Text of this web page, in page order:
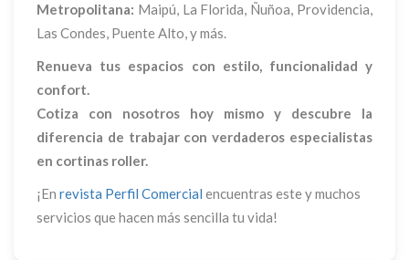
Metropolitana: Maipú, La Florida, Ñuñoa, Providencia,
Las Condes, Puente Alto, y más.
Renueva tus espacios con estilo, funcionalidad y
confort.
Cotiza con nosotros hoy mismo y descubre la
diferencia de trabajar con verdaderos especialistas
en cortinas roller.
¡En revista Perfil Comercial encuentras este y muchos
servicios que hacen más sencilla tu vida!